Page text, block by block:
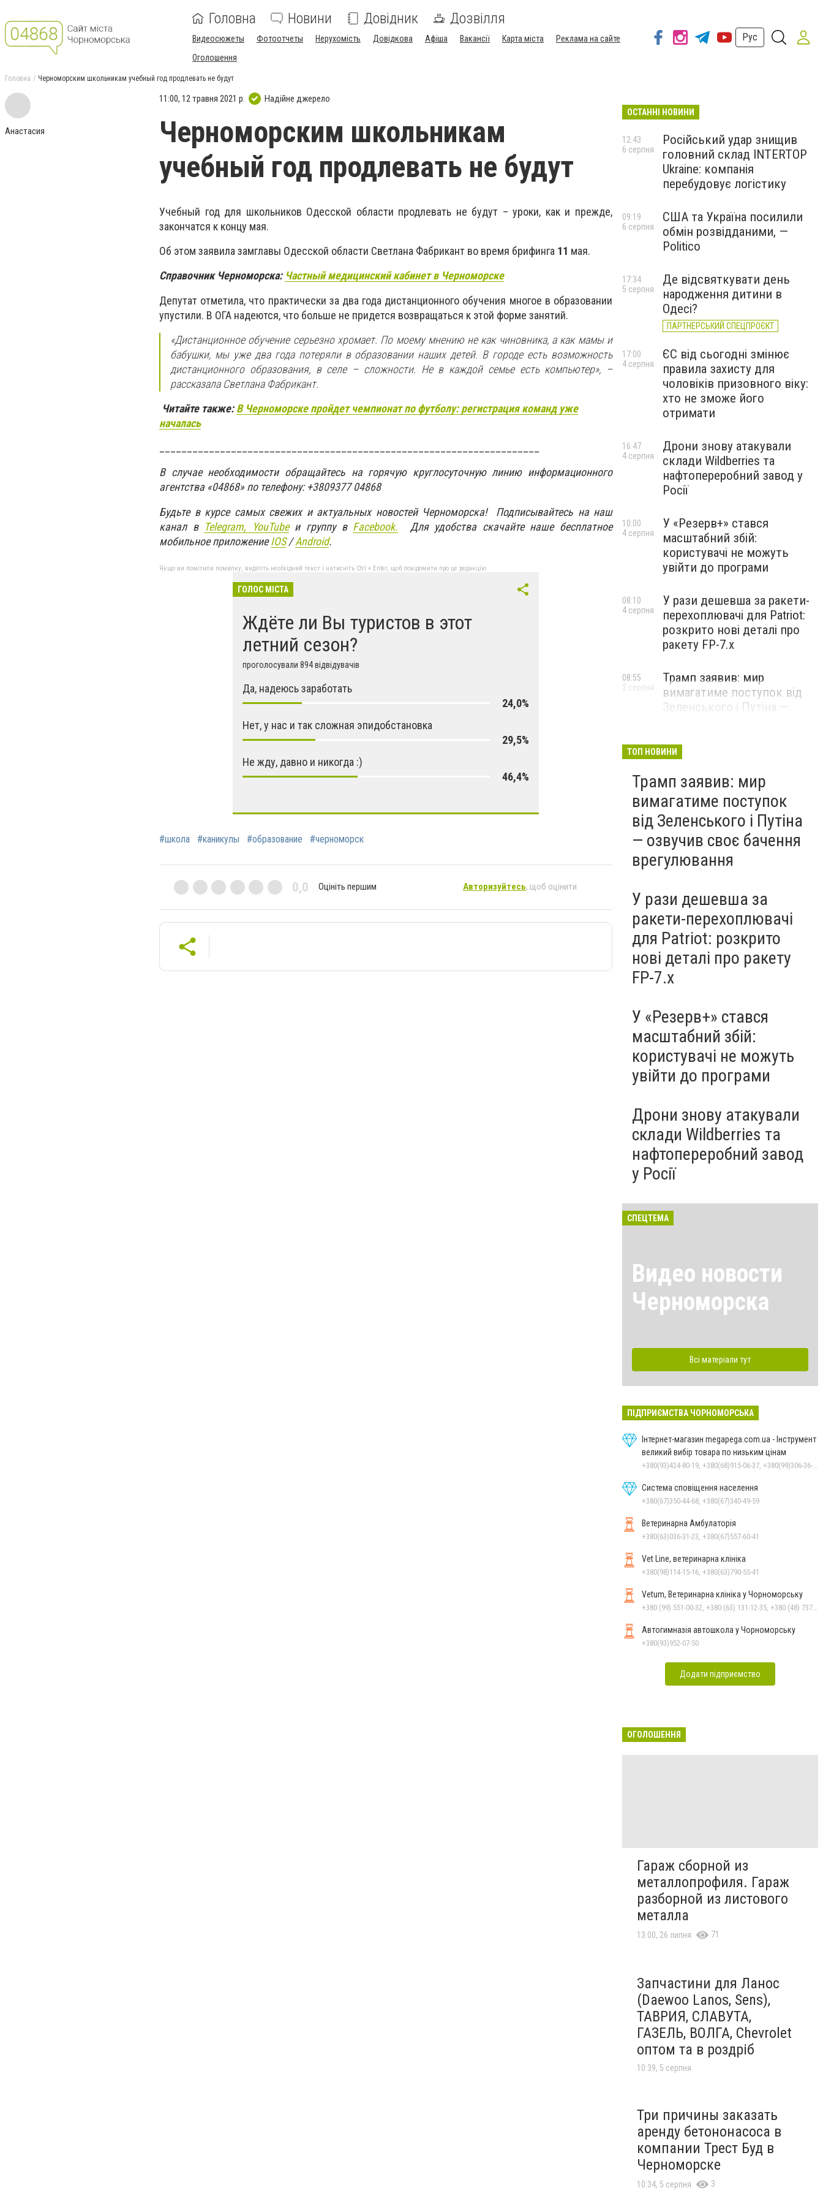
Головна Новини Довідник Дозвілля
Видеосюжеты Фотоотчеты Нерухомість Довідкова Афіша Вакансії Карта міста
Реклама на сайте
Оголошення
Рус
Головна Черноморским школьникам учебный год продлевать не будут
Анастасия
11:00, 12 травня 2021 р. Надійне джерело
Черноморским школьникам
учебный год продлевать не будут
Учебный год для школьников Одесской области продлевать не будут – уроки, как и прежде,
закончатся к концу мая.
Об этом заявила замглавы Одесской области Светлана Фабрикант во время брифинга 11 мая.
Справочник Черноморска: Частныймедицинский кабинет в Черноморске
Депутат отметила, что практически за два года дистанционного обучения многое в образовании
упустили. В ОГА надеются, что больше не придется возвращаться к этой форме занятий.
«Дистанционное обучение серьезно хромает. По моему мнению не как чиновника, а как мамы и
бабушки, мы уже два года потеряли в образовании наших детей. В городе есть возможность
дистанционного образования, в селе – сложности. Не в каждой семье есть компьютер», –
рассказала Светлана Фабрикант.
Читайте также:В Черноморске пройдет чемпионат по футболу: регистрация команд уже
началась
В случае необходимости обращайтесь на горячую круглосуточную линию информационного
агентства «04868» по телефону: +3809377 04868
Будьте в курсе самых свежих и актуальных новостей Черноморска! Подписывайтесь на наш
канал в Telegram, YouTubeи группу в Facebook. Для удобства скачайте наше бесплатное
мобильное приложениеIOS/Android.
Якщо ви помітили помилку, виділіть необхідний текст і натисніть Ctrl + Enter, щоб повідомити про це редакцію
ГОЛОС МІСТА
Ждёте ли Вы туристов в этот
летний сезон?
проголосували 894 відвідувачів
Да, надеюсь заработать
24,0%
Нет, у нас и так сложная эпидобстановка
29,5%
Не жду, давно и никогда :)
46,4%
#школа #каникулы #образование #черноморск
0,0 Оцініть першим Авторизуйтесь, щоб оцінити
ОСТАННІ НОВИНИ
Російський удар знищив
головний склад INTERTOP
Ukraine: компанія
перебудовує логістику
12:43
6 серпня
США та Україна посилили
обмін розвідданими, —
Politico
09:19
6 серпня
Де відсвяткувати день
народження дитини в
Одесі?
ПАРТНЕРСЬКИЙ СПЕЦПРОЄКТ
17:34
5 серпня
ЄС від сьогодні змінює
правила захисту для
чоловіків призовного віку:
хто не зможе його
отримати
17:00
4 серпня
Дрони знову атакували
склади Wildberries та
нафтопереробний завод у
Росії
16:47
4 серпня
У «Резерв+» стався
масштабний збій:
користувачі не можуть
увійти до програми
10:00
4 серпня
У рази дешевша за ракети-
перехоплювачі для Patriot:
розкрито нові деталі про
ракету FP-7.x
08:10
4 серпня
Трамп заявив: мир
вимагатиме поступок від
Зеленського і Путіна —
08:55
2 серпня
ТОП НОВИНИ
Трамп заявив: мир
вимагатиме поступок
від Зеленського і Путіна
— озвучив своє бачення
врегулювання
У рази дешевша за
ракети-перехоплювачі
для Patriot: розкрито
нові деталі про ракету
FP-7.x
У «Резерв+» стався
масштабний збій:
користувачі не можуть
увійти до програми
Дрони знову атакували
склади Wildberries та
нафтопереробний завод
у Росії
СПЕЦТЕМА
Видео новости
Черноморска
Всі матеріали тут
ПІДПРИЄМСТВА ЧОРНОМОРСЬКА
Інтернет-магазин megapega.com.ua - Інструмент
великий вибір товара по низьким цінам
Система сповіщення населення
+380(67)350-44-68, +380(67)340-49-59
Ветеринарна Амбулаторія
+380(63)036-31-23, +380(67)557-60-41
Vet Line, ветеринарна клініка
+380(98)114-15-16, +380(63)790-55-41
Vetum, Ветеринарна клініка у Чорноморську
Автогимназія автошкола у Чорноморську
+380(93)952-07-50
Додати підприємство
ОГОЛОШЕННЯ
Гараж сборной из
металлопрофиля. Гараж
разборной из листового
металла
13:00, 26 липня 71
Запчастини для Ланос
(Daewoo Lanos, Sens),
ТАВРИЯ, СЛАВУТА,
ГАЗЕЛЬ, ВОЛГА, Chevrolet
оптом та в роздріб
10:39, 5 серпня
Три причины заказать
аренду бетононасоса в
компании Трест Буд в
Черноморске
10:34, 5 серпня 3